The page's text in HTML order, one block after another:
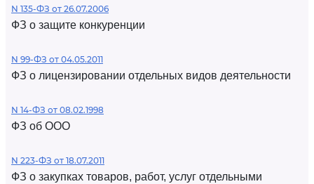
N 135-ФЗ от 26.07.2006
ФЗ о защите конкуренции
N 99-ФЗ от 04.05.2011
ФЗ о лицензировании отдельных видов деятельности
N 14-ФЗ от 08.02.1998
ФЗ об ООО
N 223-ФЗ от 18.07.2011
ФЗ о закупках товаров, работ, услуг отдельными